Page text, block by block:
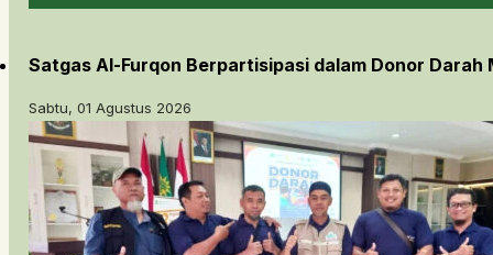
Satgas Al-Furqon Berpartisipasi dalam Donor Darah
Sabtu, 01 Agustus 2026